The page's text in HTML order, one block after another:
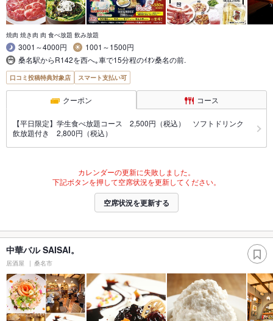
焼肉 焼き肉 肉 食べ放題 飲み放題
3001～4000円
1001～1500円
桑名駅からR142を西へ｡車で15分程のｲｵﾝ桑名の前.
口コミ投稿特典対象店 スマート支払い可
クーポン コース
【平日限定】学生食べ放題コース 2,500円（税込） ソフトドリンク
飲放題付き 2,800円（税込）
カレンダーの更新に失敗しました。
下記ボタンを押して空席状況を更新してください。
空席状況を更新する
中華バル SAISAI。
居酒屋 桑名市